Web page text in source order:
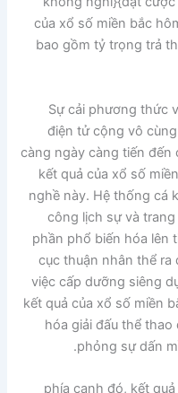
của xổ số miền bắc
bao gồm tỷ trọng trả
Sự cải phương thức
điện tử cộng vô
càng ngày càng tiến đến
kết quả của xổ số
nghề này. Hệ thống cá
công lịch sự và
phần phổ biến hóa lên
cục thuận nhân thể ra
việc cấp dưỡng siêng
kết quả của xổ số miền
hóa giải đấu thể
phỏng sự dấn
phía cạnh đó, kết